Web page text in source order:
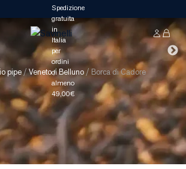
pipe/Veneto/Belluno / Borca di Cadore